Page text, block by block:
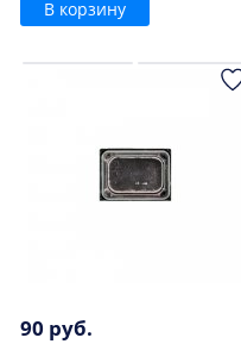
В корзину
90 руб.